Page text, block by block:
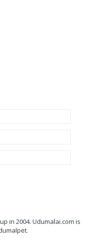
in 2004. Udumalai.com is